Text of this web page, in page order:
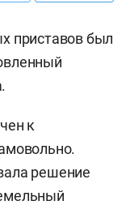
приставов был
к
решение